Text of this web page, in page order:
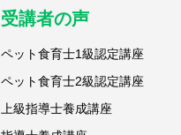
受講者の声
ペット食育士1級認定講座
ペット食育士2級認定講座
上級指導士養成講座